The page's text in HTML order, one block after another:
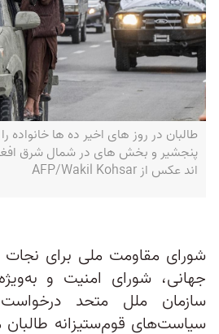
طالبان در روز های اخیر ده ها خانواده
پنجشیر و بخش های در شمال شرق
اند عکس از AFP/Wakil Kohsar
شورای مقاومت ملی برای نجات
جهانی، شورای امنیت‌ و
سازمان ملل متحد
سیاست‌های قوم‌ستیزانه طالبان